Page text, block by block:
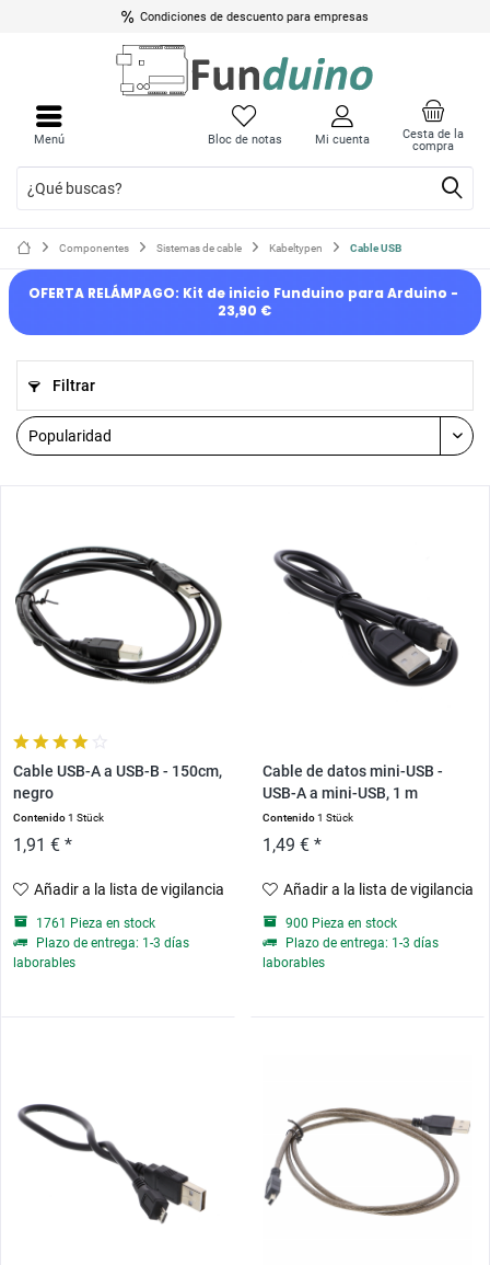
Condiciones de descuento para empresas
Cesta de la
compra
Bloc de notas Mi cuenta
Menú
Componentes Sistemas de cable Kabeltypen Cable USB
OFERTA RELÁMPAGO: Kit de inicio Funduino para Arduino -
23,90 €
Filtrar
Cable USB-A a USB-B - 150cm,
negro
Contenido1 Stück
1,91 € *
Añadir a la lista de vigilancia
1761 Pieza en stock
Plazo de entrega: 1-3 días
laborables
Cable de datos mini-USB -
USB-A a mini-USB, 1 m
Contenido1 Stück
1,49 € *
Añadir a la lista de vigilancia
900 Pieza en stock
Plazo de entrega: 1-3 días
laborables